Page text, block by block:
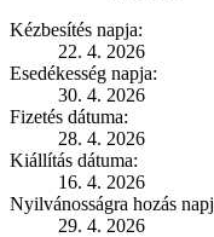
Kézbesítés napja:
22. 4. 2026
Esedékesség napja:
30. 4. 2026
Fizetés dátuma:
28. 4. 2026
Kiállítás dátuma:
16. 4. 2026
Nyilvánosságra hozás
29. 4. 2026